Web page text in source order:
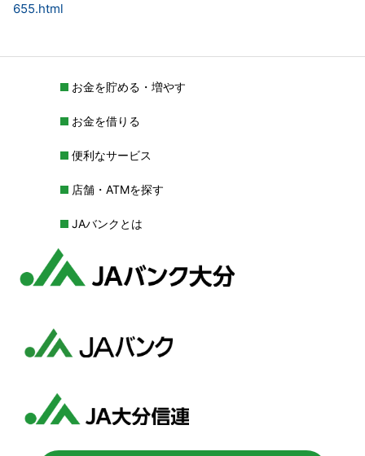
655.html
お金を貯める・増やす
お金を借りる
便利なサービス
店舗・ATMを探す
JAバンクとは